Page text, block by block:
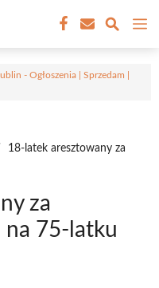
- Ogłoszenia | Sprzedam |
18-latek aresztowany za
za
na 75-latku